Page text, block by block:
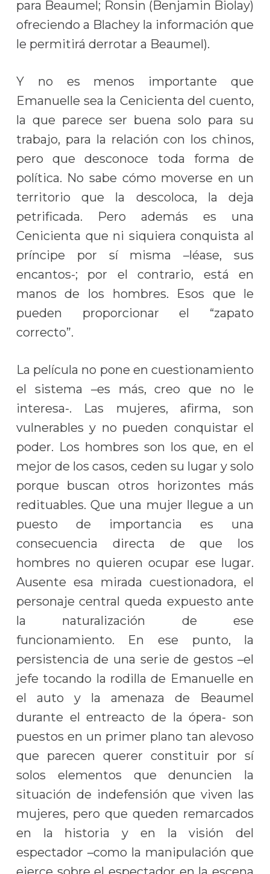
para Beaumel; Ronsin (Benjamin Biolay)
ofreciendo a Blachey la información que
le permitirá derrotar a Beaumel).
Y no es menos importante que
Emanuelle sea la Cenicienta del cuento,
la que parece ser buena solo para su
trabajo, para la relación con los chinos,
pero que desconoce toda forma de
política. No sabe cómo moverse en un
territorio que la descoloca, la deja
petrificada. Pero además es una
Cenicienta que ni siquiera conquista al
príncipe por sí misma –léase, sus
encantos-; por el contrario, está en
manos de los hombres. Esos que le
pueden proporcionar el “zapato
correcto”.
La película no pone en cuestionamiento
el sistema –es más, creo que no le
interesa-. Las mujeres, afirma, son
vulnerables y no pueden conquistar el
poder. Los hombres son los que, en el
mejor de los casos, ceden su lugar y solo
porque buscan otros horizontes más
redituables. Que una mujer llegue a un
puesto de importancia es una
consecuencia directa de que los
hombres no quieren ocupar ese lugar.
Ausente esa mirada cuestionadora, el
personaje central queda expuesto ante
la naturalización de ese
funcionamiento. En ese punto, la
persistencia de una serie de gestos –el
jefe tocando la rodilla de Emanuelle en
el auto y la amenaza de Beaumel
durante el entreacto de la ópera- son
puestos en un primer plano tan alevoso
que parecen querer constituir por sí
solos elementos que denuncien la
situación de indefensión que viven las
mujeres, pero que queden remarcados
en la historia y en la visión del
espectador –como la manipulación que